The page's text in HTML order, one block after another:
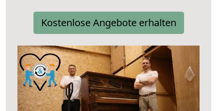
Kostenlose Angebote erhalten